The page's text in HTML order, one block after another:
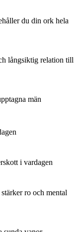
du din ork hela
långsiktig relation till
män
i vardagen
ro och mental